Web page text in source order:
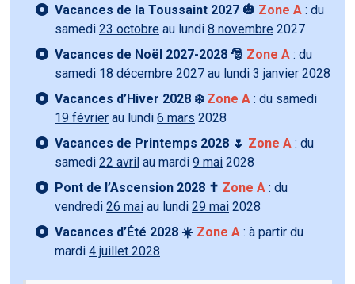
Vacances de la Toussaint 2027 🎃 Zone A : du
samedi 23 octobre au lundi 8 novembre 2027
Vacances de Noël 2027-2028 🎅 Zone A : du
samedi 18 décembre 2027 au lundi 3 janvier 2028
Vacances d’Hiver 2028 ❄️ Zone A : du samedi
19 février au lundi 6 mars 2028
Vacances de Printemps 2028 🌷 Zone A : du
samedi 22 avril au mardi 9 mai 2028
Pont de l’Ascension 2028 ✝️ Zone A : du
vendredi 26 mai au lundi 29 mai 2028
Vacances d’Été 2028 ☀️ Zone A : à partir du
mardi 4 juillet 2028